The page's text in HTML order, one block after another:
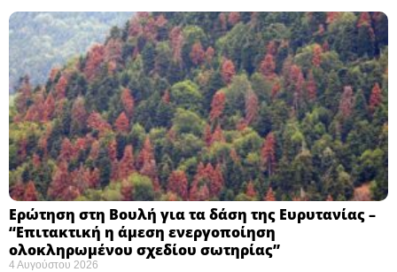
Ερώτηση στη Βουλή για τα δάση της Ευρυτανίας –
“Eπιτακτική η άμεση ενεργοποίηση
ολοκληρωμένου σχεδίου σωτηρίας”
4 Αυγούστου 2026